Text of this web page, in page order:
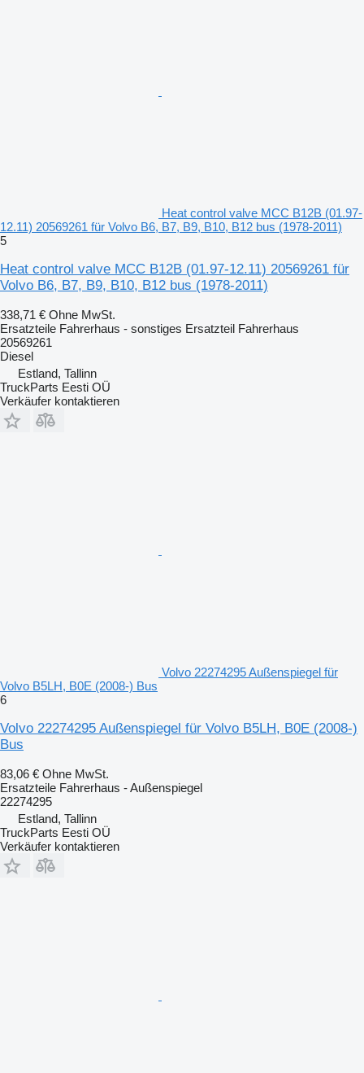
Heat control valve MCC B12B (01.97-
12.11) 20569261 für Volvo B6, B7, B9, B10, B12 bus (1978-2011)
5
Heat control valve MCC B12B (01.97-12.11) 20569261 für
Volvo B6, B7, B9, B10, B12 bus (1978-2011)
338,71 € Ohne MwSt.
Ersatzteile Fahrerhaus - sonstiges Ersatzteil Fahrerhaus
20569261
Diesel
Estland, Tallinn
TruckParts Eesti OÜ
Verkäufer kontaktieren
Volvo 22274295 Außenspiegel für
Volvo B5LH, B0E (2008-) Bus
6
Volvo 22274295 Außenspiegel für Volvo B5LH, B0E (2008-)
Bus
83,06 € Ohne MwSt.
Ersatzteile Fahrerhaus - Außenspiegel
22274295
Estland, Tallinn
TruckParts Eesti OÜ
Verkäufer kontaktieren